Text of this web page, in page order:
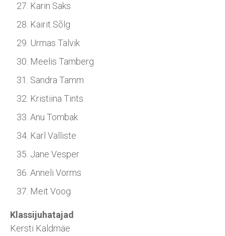
Karin Saks
Kairit Sõlg
Urmas Talvik
Meelis Tamberg
Sandra Tamm
Kristiina Tints
Anu Tombak
Karl Valliste
Jane Vesper
Anneli Vorms
Meit Voog
Klassijuhatajad
Kersti Kaldmäe